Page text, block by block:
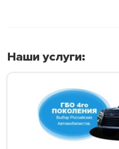
Наши услуги: